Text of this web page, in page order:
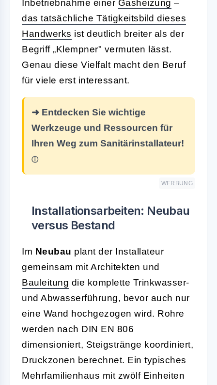
Inbetriebnahme einer Gasheizung –
das tatsächliche Tätigkeitsbild dieses
Handwerks ist deutlich breiter als der
Begriff „Klempner" vermuten lässt.
Genau diese Vielfalt macht den Beruf
für viele erst interessant.
➜ Entdecken Sie wichtige
Werkzeuge und Ressourcen für
Ihren Weg zum Sanitärinstallateur!
WERBUNG
Installationsarbeiten: Neubau
versus Bestand
Im Neubau plant der Installateur
gemeinsam mit Architekten und
Bauleitung die komplette Trinkwasser-
und Abwasserführung, bevor auch nur
eine Wand hochgezogen wird. Rohre
werden nach DIN EN 806
dimensioniert, Steigstränge koordiniert,
Druckzonen berechnet. Ein typisches
Mehrfamilienhaus mit zwölf Einheiten